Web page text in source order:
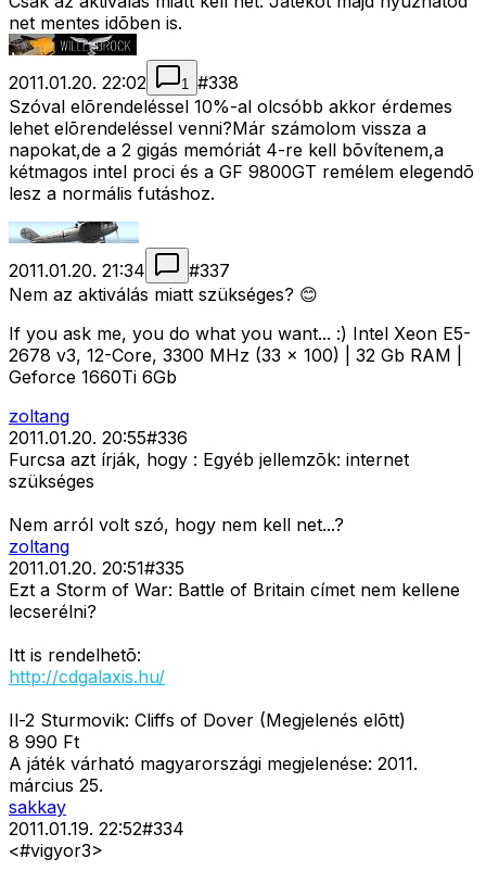
net mentes idõben is.
2011.01.20. 22:02 1 #338
Szóval elõrendeléssel 10%-al olcsóbb akkor érdemes
lehet elõrendeléssel venni?Már számolom vissza a
napokat,de a 2 gigás memóriát 4-re kell bõvítenem,a
kétmagos intel proci és a GF 9800GT remélem elegendõ
lesz a normális futáshoz.
2011.01.20. 21:34 #337
Nem az aktiválás miatt szükséges? 😊
If you ask me, you do what you want... :) Intel Xeon E5-
2678 v3, 12-Core, 3300 MHz (33 x 100) | 32 Gb RAM |
Geforce 1660Ti 6Gb
zoltang
2011.01.20. 20:55#336
Furcsa azt írják, hogy : Egyéb jellemzõk: internet
szükséges
Nem arról volt szó, hogy nem kell net...?
zoltang
2011.01.20. 20:51#335
Ezt a Storm of War: Battle of Britain címet nem kellene
lecserélni?
Itt is rendelhetõ:
http://cdgalaxis.hu/
Il-2 Sturmovik: Cliffs of Dover (Megjelenés elõtt)
8 990 Ft
A játék várható magyarországi megjelenése: 2011.
március 25.
sakkay
2011.01.19. 22:52#334
<#vigyor3>